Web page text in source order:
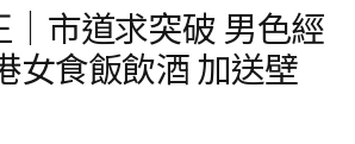
｜市道求突破 男色經
女食飯飲酒 加送壁